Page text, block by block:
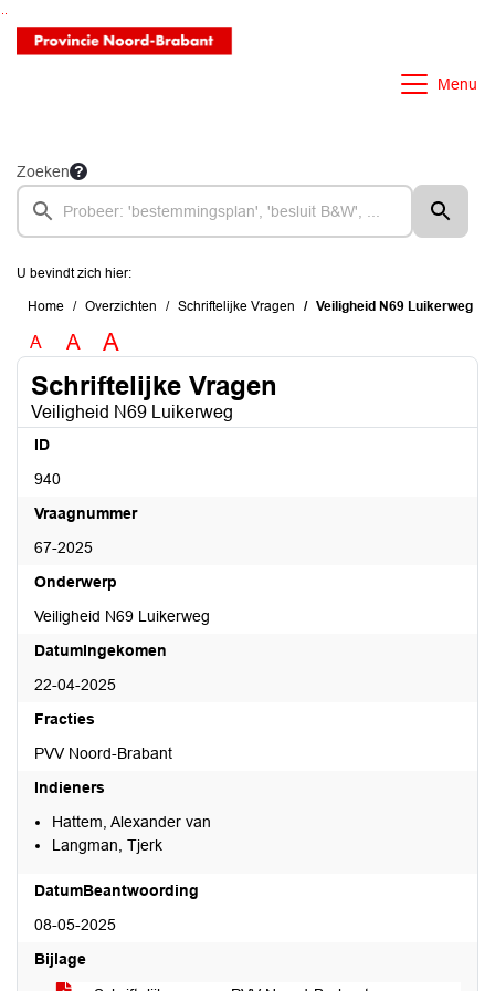
Ga naar de inhoud van deze pagina
Ga naar het zoeken
Ga naar het menu
Menu
Zoeken
U bevindt zich hier:
Home Overzichten Schriftelijke Vragen Veiligheid N69 Luikerweg
A A A
Schriftelijke Vragen
Veiligheid N69 Luikerweg
ID
940
Vraagnummer
67-2025
Onderwerp
Veiligheid N69 Luikerweg
DatumIngekomen
22-04-2025
Fracties
PVV Noord-Brabant
Indieners
Hattem, Alexander van
Langman, Tjerk
DatumBeantwoording
08-05-2025
Bijlage